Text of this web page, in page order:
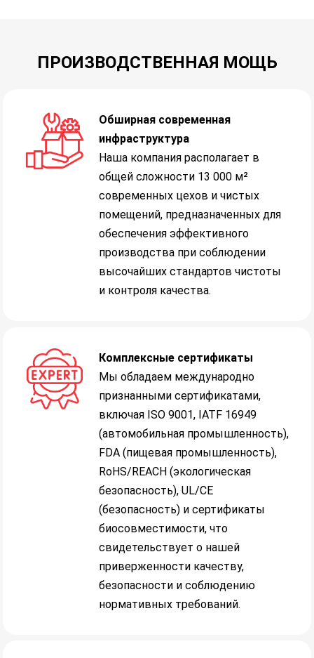
ПРОИЗВОДСТВЕННАЯ МОЩЬ
Обширная современная
инфраструктура
Наша компания располагает в
общей сложности 13 000 м²
современных цехов и чистых
помещений, предназначенных для
обеспечения эффективного
производства при соблюдении
высочайших стандартов чистоты
и контроля качества.
Комплексные сертификаты
Мы обладаем международно
признанными сертификатами,
включая ISO 9001, IATF 16949
(автомобильная промышленность),
FDA (пищевая промышленность),
RoHS/REACH (экологическая
безопасность), UL/CE
(безопасность) и сертификаты
биосовместимости, что
свидетельствует о нашей
приверженности качеству,
безопасности и соблюдению
нормативных требований.